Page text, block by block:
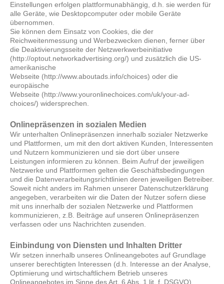
Einstellungen erfolgen plattformunabhängig, d.h. sie werden für
alle Geräte, wie Desktopcomputer oder mobile Geräte
übernommen.
Sie können dem Einsatz von Cookies, die der
Reichweitenmessung und Werbezwecken dienen, ferner über
die Deaktivierungsseite der Netzwerkwerbeinitiative
(http://optout.networkadvertising.org/) und zusätzlich die US-
amerikanische
Webseite (http://www.aboutads.info/choices) oder die
europäische
Webseite (http://www.youronlinechoices.com/uk/your-ad-
choices/) widersprechen.
Onlinepräsenzen in sozialen Medien
Wir unterhalten Onlinepräsenzen innerhalb sozialer Netzwerke
und Plattformen, um mit den dort aktiven Kunden, Interessenten
und Nutzern kommunizieren und sie dort über unsere
Leistungen informieren zu können. Beim Aufruf der jeweiligen
Netzwerke und Plattformen gelten die Geschäftsbedingungen
und die Datenverarbeitungsrichtlinien deren jeweiligen Betreiber.
Soweit nicht anders im Rahmen unserer Datenschutzerklärung
angegeben, verarbeiten wir die Daten der Nutzer sofern diese
mit uns innerhalb der sozialen Netzwerke und Plattformen
kommunizieren, z.B. Beiträge auf unseren Onlinepräsenzen
verfassen oder uns Nachrichten zusenden.
Einbindung von Diensten und Inhalten Dritter
Wir setzen innerhalb unseres Onlineangebotes auf Grundlage
unserer berechtigten Interessen (d.h. Interesse an der Analyse,
Optimierung und wirtschaftlichem Betrieb unseres
Onlineangebotes im Sinne des Art. 6 Abs. 1 lit. f. DSGVO)